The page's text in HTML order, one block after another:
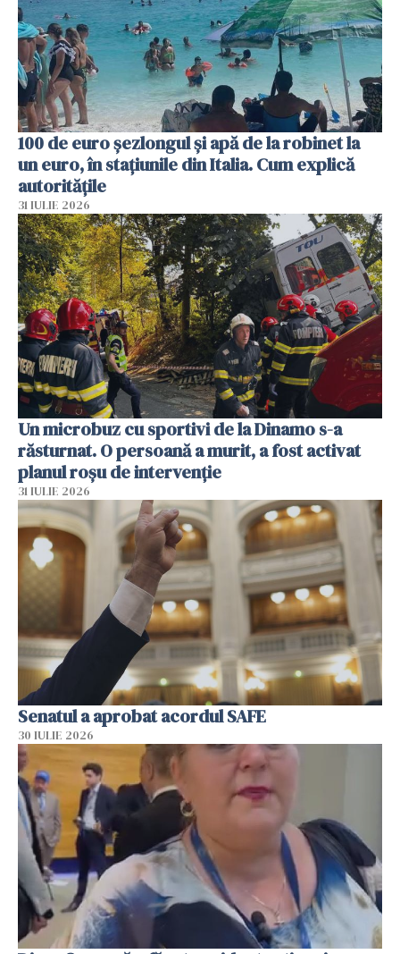
100 de euro șezlongul și apă de la robinet la
un euro, în stațiunile din Italia. Cum explică
autoritățile
31 IULIE 2026
Un microbuz cu sportivi de la Dinamo s-a
răsturnat. O persoană a murit, a fost activat
planul roșu de intervenție
31 IULIE 2026
Senatul a aprobat acordul SAFE
30 IULIE 2026